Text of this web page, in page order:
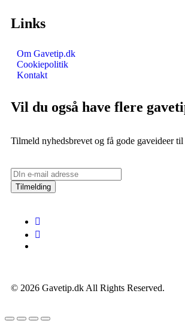
Links
Om Gavetip.dk
Cookiepolitik
Kontakt
Vil du også have flere
Tilmeld nyhedsbrevet og få gode gaveideer
Tilmelding
© 2026 Gavetip.dk All Rights Reserved.